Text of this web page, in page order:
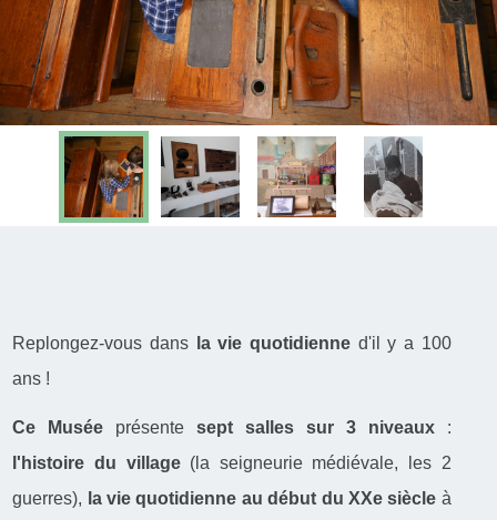
Replongez-vous dans la vie quotidienne d'il y a 100
ans !
Ce Musée présentesept salles sur 3 niveaux:
l'histoire du village(la seigneurie médiévale, les 2
guerres), la vie quotidienne au début du XXe siècle à